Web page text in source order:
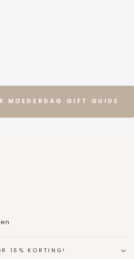
MOEDERDAG GIFT GUIDE
15% KORTING!